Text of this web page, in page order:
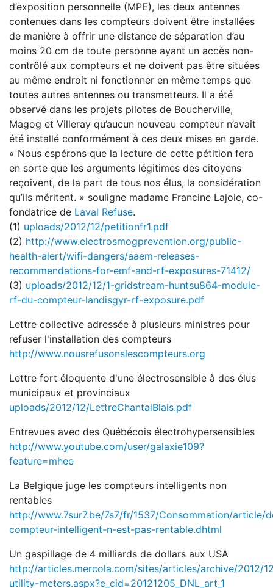
d’exposition personnelle (MPE), les deux antennes
contenues dans les compteurs doivent être installées
de manière à offrir une distance de séparation d’au
moins 20 cm de toute personne ayant un accès non-
contrôlé aux compteurs et ne doivent pas être situées
au même endroit ni fonctionner en même temps que
toutes autres antennes ou transmetteurs. Il a été
observé dans les projets pilotes de Boucherville,
Magog et Villeray qu’aucun nouveau compteur n’avait
été installé conformément à ces deux mises en garde.
« Nous espérons que la lecture de cette pétition fera
en sorte que les arguments légitimes des citoyens
reçoivent, de la part de tous nos élus, la considération
qu’ils méritent. » souligne madame Francine Lajoie, co-
fondatrice de Laval Refuse.
(1) uploads/2012/12/petitionfr1.pdf
(2) http://www.electrosmogprevention.org/public-
health-alert/wifi-dangers/aaem-releases-
recommendations-for-emf-and-rf-exposures-71412/
(3) uploads/2012/12/1-gridstream-huntsu864-module-
rf-du-compteur-landisgyr-rf-exposure.pdf
Lettre collective adressée à plusieurs ministres pour
refuser l'installation des compteurs
http://www.nousrefusonslescompteurs.org
Lettre fort éloquente d'une électrosensible à des élus
municipaux et provinciaux
uploads/2012/12/LettreChantalBlais.pdf
Entrevues avec des Québécois électrohypersensibles
http://www.youtube.com/user/galaxie109?
feature=mhee
La Belgique juge les compteurs intelligents non
rentables
http://www.7sur7.be/7s7/fr/1537/Consommation/article/
compteur-intelligent-n-est-pas-rentable.dhtml
Un gaspillage de 4 milliards de dollars aux USA
http://articles.mercola.com/sites/articles/archive/2012/
utility-meters.aspx?e_cid=20121205_DNL_art_1